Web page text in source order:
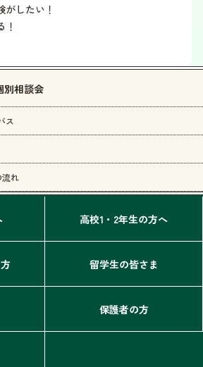
したい！
別相談会
ス
流れ
高校1・2年生の方へ
留学生の皆さま
保護者の方